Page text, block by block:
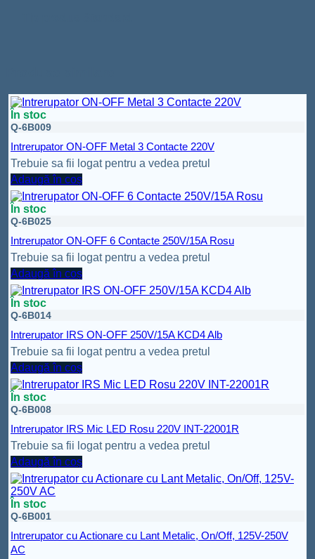
În stoc
Q-6B009
Intrerupator ON-OFF Metal 3 Contacte 220V
Trebuie sa fii logat pentru a vedea pretul
Adaugă în coș
În stoc
Q-6B025
Intrerupator ON-OFF 6 Contacte 250V/15A Rosu
Trebuie sa fii logat pentru a vedea pretul
Adaugă în coș
În stoc
Q-6B014
Intrerupator IRS ON-OFF 250V/15A KCD4 Alb
Trebuie sa fii logat pentru a vedea pretul
Adaugă în coș
În stoc
Q-6B008
Intrerupator IRS Mic LED Rosu 220V INT-22001R
Trebuie sa fii logat pentru a vedea pretul
Adaugă în coș
În stoc
Q-6B001
Intrerupator cu Actionare cu Lant Metalic, On/Off, 125V-250V
AC